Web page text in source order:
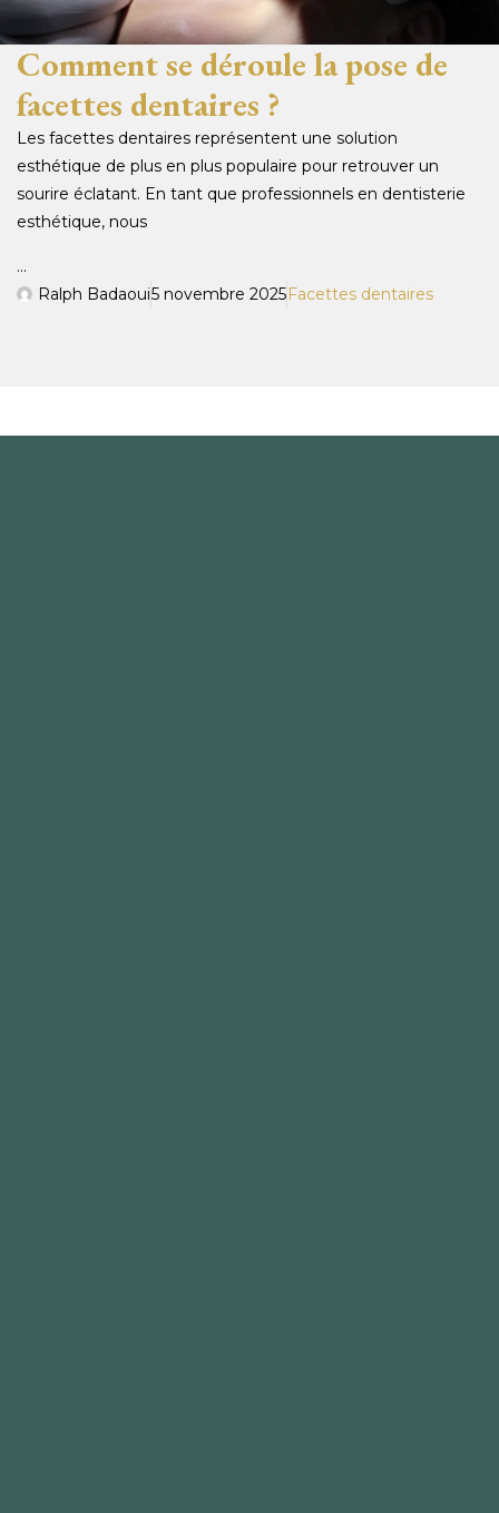
Comment se déroule la pose de
facettes dentaires ?
Les facettes dentaires représentent une solution
esthétique de plus en plus populaire pour retrouver un
sourire éclatant. En tant que professionnels en dentisterie
esthétique, nous
...
Ralph Badaoui5 novembre 2025Facettes dentaires